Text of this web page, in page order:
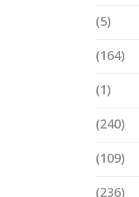
(5)
(164)
(1)
(240)
(109)